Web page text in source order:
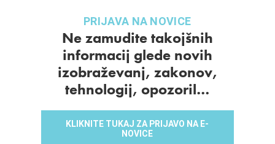
PRIJAVA NA NOVICE
Ne zamudite takojšnih
informacij glede novih
izobraževanj, zakonov,
tehnologij, opozoril…
KLIKNITE TUKAJ ZA PRIJAVO NA E-
NOVICE